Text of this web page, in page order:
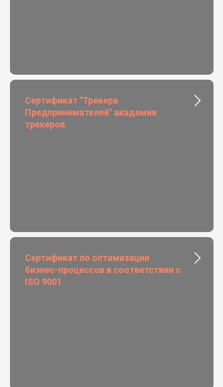
Сертификат "Трекера
Предпринимателей" академии
трекеров
Сертификат по оптимизации
бизнес-процессов в соответствии с
ISO 9001